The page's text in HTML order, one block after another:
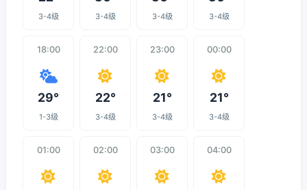
3-4级 3-4级 3-4级 3-4级
18:00
29°
1-3级
22:00
22°
3-4级
23:00
21°
3-4级
00:00
21°
3-4级
01:00 02:00 03:00 04:00